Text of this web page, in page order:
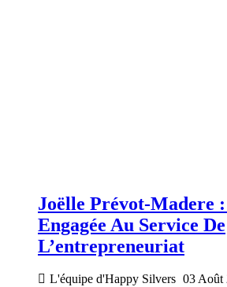
Joëlle Prévot-Madere
Engagée Au Service De
L’entrepreneuriat
L'équipe d'Happy Silvers 03 Août